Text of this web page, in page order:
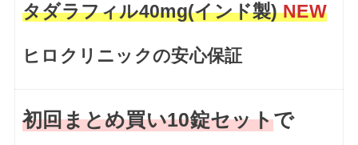
タダラフィル40mg(インド製)NEW
ヒロクリニックの安心保証
初回まとめ買い10錠セットで